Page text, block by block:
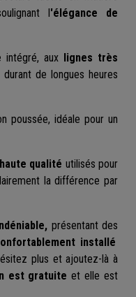
l'élégance de
intégré, aux lignes très
durant de longues heures
poussée, idéale pour un
qualité utilisés pour
la différence par
présentant des
installé
plus et ajoutez-là à
est gratuite et elle est